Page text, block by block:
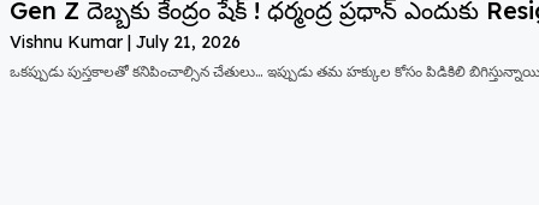
Gen Z దెబ్బకు కేంద్రం షేక్ ! ధర్మంద్ర ప్రధాన్ ఎందుకు
Vishnu Kumar July 21, 2026
ఒకప్పుడు పుస్తకాలతో కనిపించాల్సిన చేతులు… ఇప్పుడు తమ హక్కుల కోసం పిడికిలి బిగిస్తున్నాయి.